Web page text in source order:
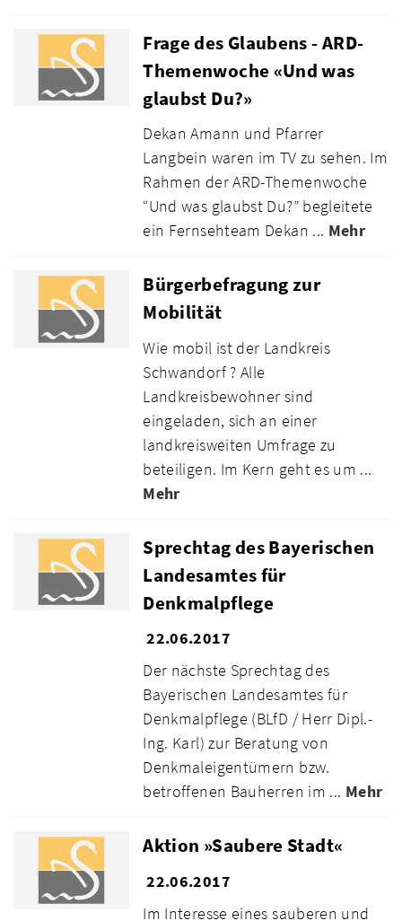
Frage des Glaubens - ARD-
Themenwoche «Und was
glaubst Du?»
Dekan Amann und Pfarrer
Langbein waren im TV zu sehen. Im
Rahmen der ARD-Themenwoche
“Und was glaubst Du?” begleitete
ein Fernsehteam Dekan ... Mehr
Bürgerbefragung zur
Mobilität
Wie mobil ist der Landkreis
Schwandorf ? Alle
Landkreisbewohner sind
eingeladen, sich an einer
landkreisweiten Umfrage zu
beteiligen. Im Kern geht es um ...
Mehr
Sprechtag des Bayerischen
Landesamtes für
Denkmalpflege
22.06.2017
Der nächste Sprechtag des
Bayerischen Landesamtes für
Denkmalpflege (BLfD / Herr Dipl.-
Ing. Karl) zur Beratung von
Denkmaleigentümern bzw.
betroffenen Bauherren im ... Mehr
Aktion »Saubere Stadt«
22.06.2017
Im Interesse eines sauberen und